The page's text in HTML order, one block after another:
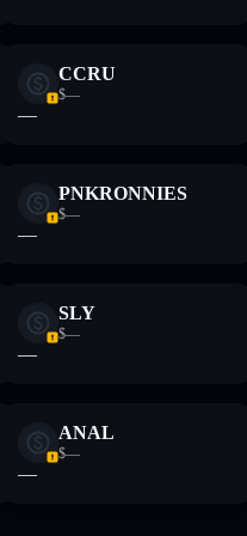
CCRU
$—
—
PNKRONNIES
$—
—
SLY
$—
—
ANAL
$—
—